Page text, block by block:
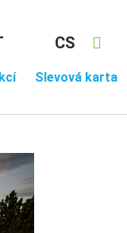
CS
Slevová karta